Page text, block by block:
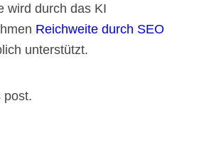
wird durch das KI
Reichweite durch SEO
unterstützt.
post.